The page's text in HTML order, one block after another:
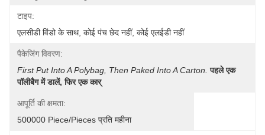
टाइप:
एलसीडी विंडो के साथ, कोई पंच छेद नहीं, कोई एलईडी नहीं
पैकेजिंग विवरण:
First Put Into A Polybag, Then Paked Into A Carton. पहले एक
पॉलीबैग में डालें, फिर एक कार्
आपूर्ति की क्षमता:
500000 Piece/Pieces प्रति महीना